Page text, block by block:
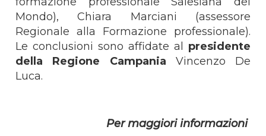
Mondo), Chiara Marciani (assessore
Regionale alla Formazione professionale).
Le conclusioni sono affidate al presidente
della Regione Campania Vincenzo De
Luca.
Per maggiori informazioni